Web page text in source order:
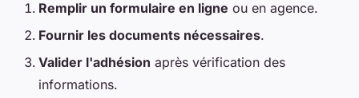
Remplir un formulaire en ligne ou en agence.
Fournir les documents nécessaires.
Valider l'adhésion après vérification des
informations.